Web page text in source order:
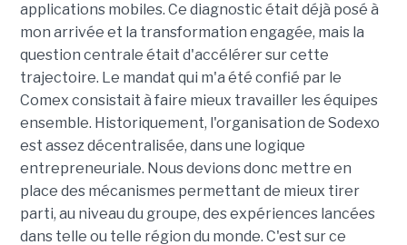
applications mobiles. Ce diagnostic était déjà posé à
mon arrivée et la transformation engagée, mais la
question centrale était d'accélérer sur cette
trajectoire. Le mandat qui m'a été confié par le
Comex consistait à faire mieux travailler les équipes
ensemble. Historiquement, l'organisation de Sodexo
est assez décentralisée, dans une logique
entrepreneuriale. Nous devions donc mettre en
place des mécanismes permettant de mieux tirer
parti, au niveau du groupe, des expériences lancées
dans telle ou telle région du monde. C'est sur ce